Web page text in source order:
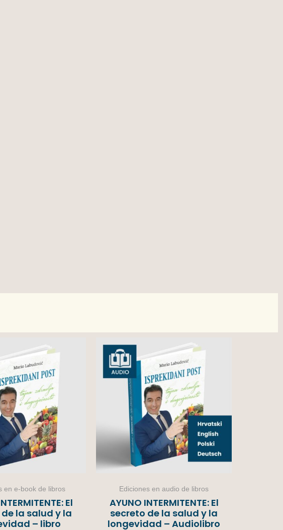
en e-book de libros
El
la salud y la
– libro
Ediciones en audio de libros
AYUNO INTERMITENTE: El
secreto de la salud y la
longevidad – Audiolibro